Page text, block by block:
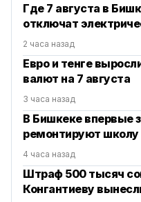
Где 7 августа в
отключат
2 часа назад
Евро и тенге
валют на 7 августа
3 часа назад
В Бишкеке впервые
ремонтируют
4 часа назад
Штраф 500 тысяч
Конгантиеву